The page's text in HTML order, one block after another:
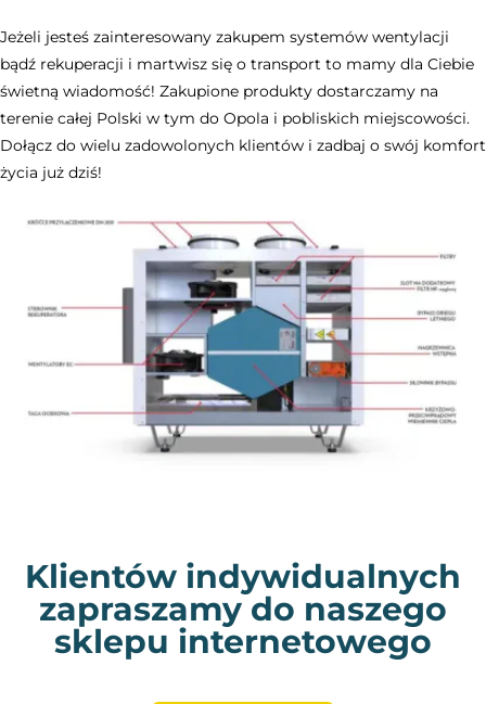
Jeżeli jesteś zainteresowany zakupem systemów wentylacji
bądź rekuperacji i martwisz się o transport to mamy dla Ciebie
świetną wiadomość! Zakupione produkty dostarczamy na
terenie całej Polski w tym do Opola i pobliskich miejscowości.
Dołącz do wielu zadowolonych klientów i zadbaj o swój komfort
życia już dziś!
Klientów indywidualnych
zapraszamy do naszego
sklepu internetowego